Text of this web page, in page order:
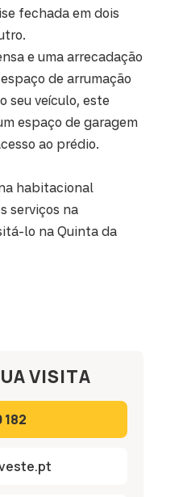
fechada em dois
e uma arrecadação
de arrumação
seu veículo, este
espaço de garagem
ao prédio.
habitacional
serviços na
lo na Quinta da
VISITA
182